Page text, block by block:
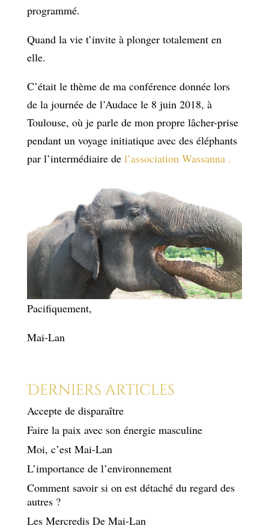
programmé.
Quand la vie t’invite à plonger totalement en
elle.
C’était le thème de ma conférence donnée lors
de la journée de l’Audace le 8 juin 2018, à
Toulouse, où je parle de mon propre lâcher-prise
pendant un voyage initiatique avec des éléphants
par l’intermédiaire del’association Wassanna .
Pacifiquement,
Mai-Lan
Derniers articles
Accepte de disparaître
Faire la paix avec son énergie masculine
Moi, c’est Mai-Lan
L’importance de l’environnement
Comment savoir si on est détaché du regard des
autres ?
Les Mercredis De Mai-Lan